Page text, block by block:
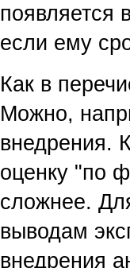
появляется
если ему
Как в
Можно,
внедрения.
оценку "по
сложнее.
выводам
внедрения